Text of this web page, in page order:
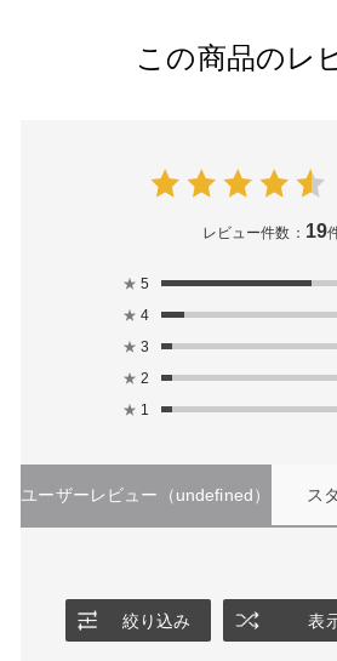
この商品のレ
レビュー件数： 19
★ 5
★ 4
★ 3
★ 2
★ 1
ユーザーレビュー （undefined） ス
絞り込み 表